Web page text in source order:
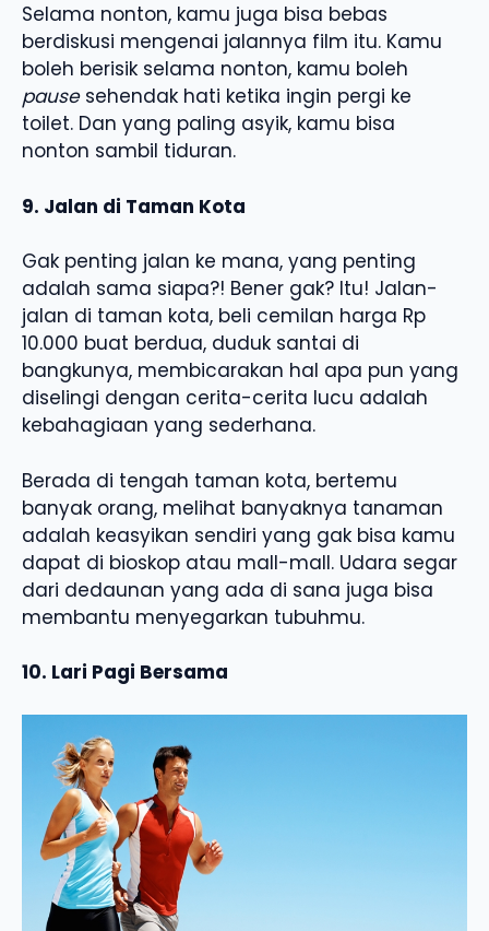
Selama nonton, kamu juga bisa bebas
berdiskusi mengenai jalannya film itu. Kamu
boleh berisik selama nonton, kamu boleh
pausesehendak hati ketika ingin pergi ke
toilet. Dan yang paling asyik, kamu bisa
nonton sambil tiduran.
9. Jalan di Taman Kota
Gak penting jalan ke mana, yang penting
adalah sama siapa?! Bener gak? Itu! Jalan-
jalan di taman kota, beli cemilan harga Rp
10.000 buat berdua, duduk santai di
bangkunya, membicarakan hal apa pun yang
diselingi dengan cerita-cerita lucu adalah
kebahagiaan yang sederhana.
Berada di tengah taman kota, bertemu
banyak orang, melihat banyaknya tanaman
adalah keasyikan sendiri yang gak bisa kamu
dapat di bioskop atau mall-mall. Udara segar
dari dedaunan yang ada di sana juga bisa
membantu menyegarkan tubuhmu.
10. Lari Pagi Bersama